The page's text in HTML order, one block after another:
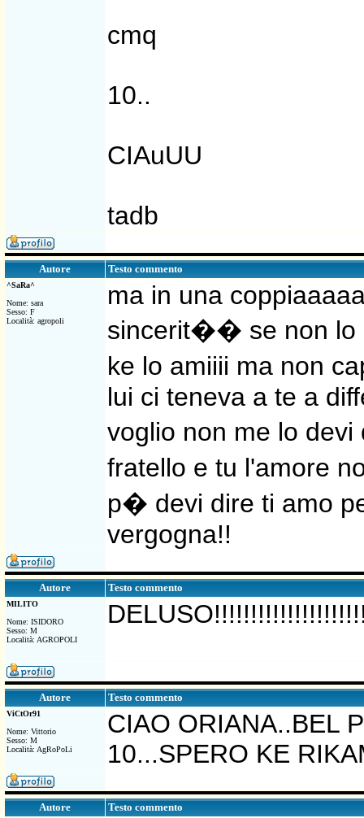
cmq
10..
CIAuUU
tadb
Autore Testo commento
^SaRa^
Nome: sara
Sesso: F
Località: agropoli
ma in una
sincerit�� se non lo
ke lo amiiii ma non
lui ci teneva a te a
voglio non me lo
fratello e tu l'amore
p� devi dire ti amo
vergogna!!
Autore Testo commento
MILITO
Nome: ISIDORO
Sesso: M
Località: AGROPOLI
Autore Testo commento
ViCtOr91
Nome: Vittorio
Sesso: M
Località: AgRoPoLi
CIAO ORIANA..BEL
10...SPERO KE
Autore Testo commento